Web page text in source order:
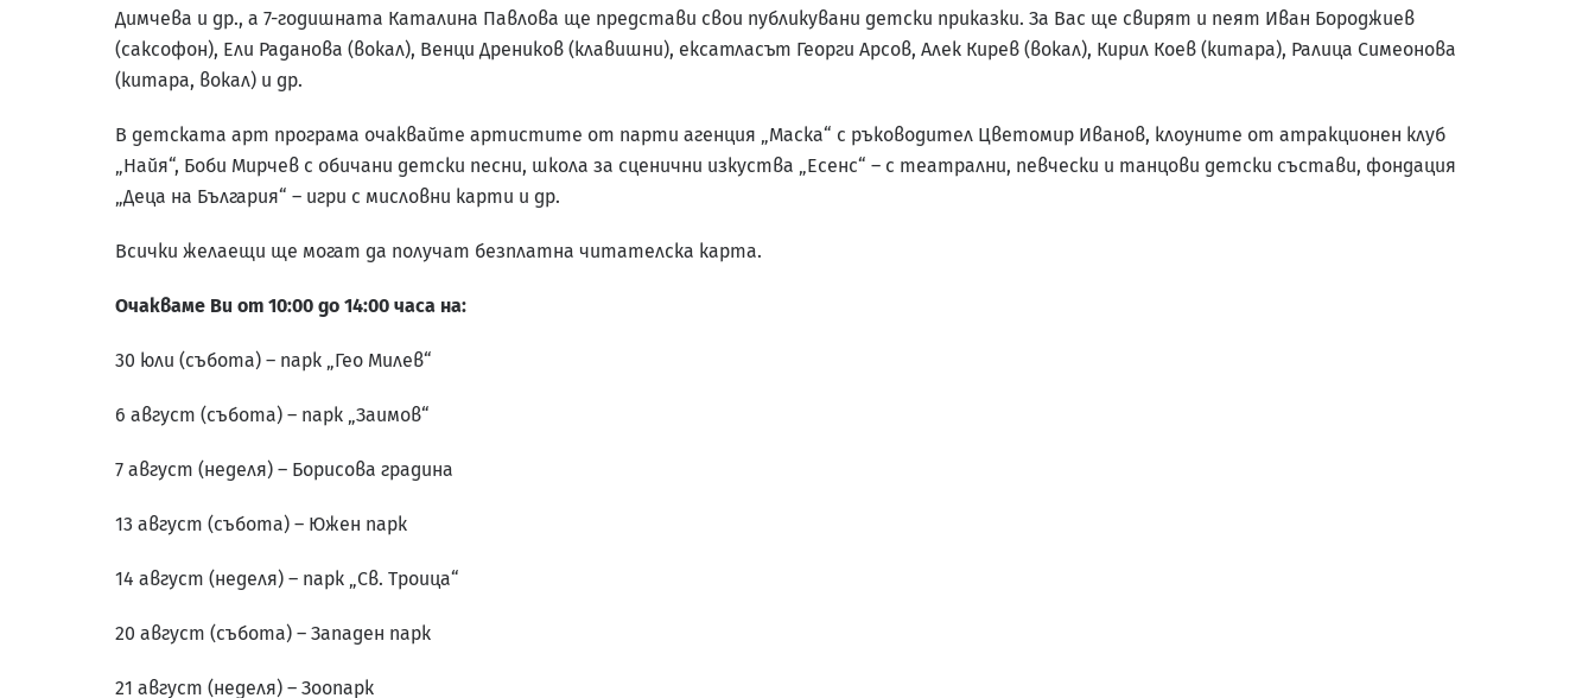
Димчева и др., а 7-годишната Каталина Павлова ще представи свои публикувани детски приказки. За Вас ще свирят и пеят Иван Бороджиев
(саксофон), Ели Раданова (вокал), Венци Дреников (клавишни), ексатласът Георги Арсов, Алек Кирев (вокал), Кирил Коев (китара), Ралица Симеонова
(китара, вокал) и др.
В детската арт програма очаквайте артистите от парти агенция „Маска“ с ръководител Цветомир Иванов, клоуните от атракционен клуб
„Найя“, Боби Мирчев с обичани детски песни, школа за сценични изкуства „Есенс“ – с театрални, певчески и танцови детски състави, фондация
„Деца на България“ – игри с мисловни карти и др.
Всички желаещи ще могат да получат безплатна читателска карта.
Очакваме Ви от 10:00 до 14:00 часа на:
30 юли (събота) – парк „Гео Милев“
6 август (събота) – парк „Заимов“
7 август (неделя) – Борисова градина
13 август (събота) – Южен парк
14 август (неделя) – парк „Св. Троица“
20 август (събота) – Западен парк
21 август (неделя) – Зоопарк